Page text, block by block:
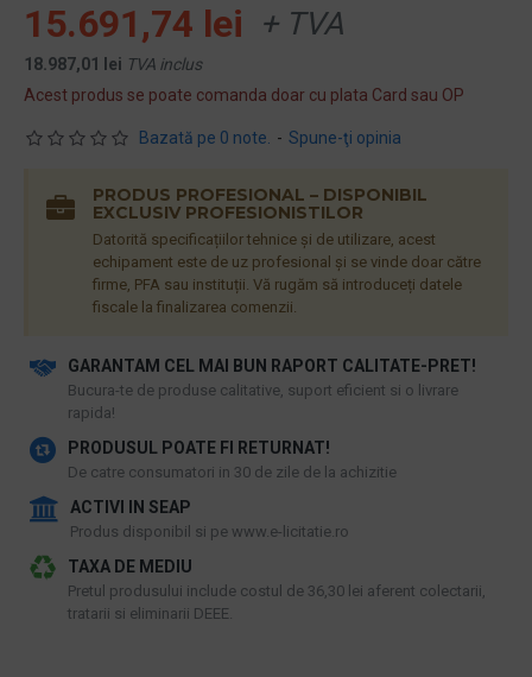
Bazată pe 0 note. - Spune-ţi opinia
15.691,74 lei + TVA
18.987,01 lei TVA inclus
Acest produs se poate comanda doar cu plata Card sau OP
GARANTAM CEL MAI BUN RAPORT CALITATE-PRET!
​Bucura-te de produse calitative, suport eficient si o livrare
rapida!
PRODUSUL POATE FI RETURNAT!
De catre consumatori in 30 de zile de la achizitie
ACTIVI IN SEAP
Produs disponibil si pe www.e-licitatie.ro
PRODUS PROFESIONAL – DISPONIBIL
EXCLUSIV PROFESIONISTILOR
Datorită specificațiilor tehnice și de utilizare, acest
echipament este de uz profesional și se vinde doar către
firme, PFA sau instituții. Vă rugăm să introduceți datele
fiscale la finalizarea comenzii.
TAXA DE MEDIU
Pretul produsului include costul de 36,30 lei aferent colectarii,
tratarii si eliminarii DEEE.